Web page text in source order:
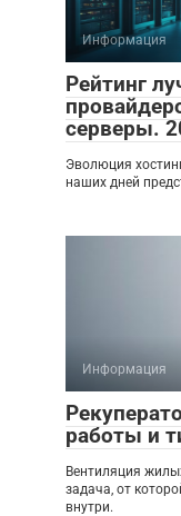
Информация
Рейтинг
серверы.
Эволюция
наших дней
Информация
работы и
Вентиляция
задача, от
внутри.